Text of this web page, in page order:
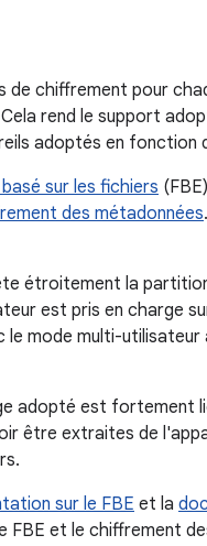
chiffrement pour
rend le support
adoptés en fonction
sur les fichiers
des métadonnées
étroitement la
est pris en charge
mode multi-utilisateur
adopté est fortement
être extraites de
sur le FBE et la
FBE et le chiffrement